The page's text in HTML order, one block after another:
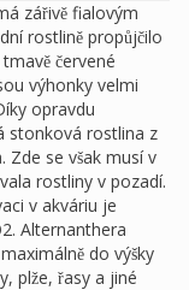
zářivě fialovým
rostlině propůjčilo
červené
výhonky velmi
opravdu
stonková rostlina z
Zde se však musí v
rostliny v pozadí.
v akváriu je
Alternanthera
do výšky
plže, řasy a jiné